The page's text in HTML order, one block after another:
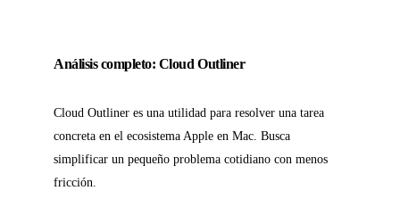
Análisis completo: Cloud Outliner
Cloud Outliner es una utilidad para resolver una tarea
concreta en el ecosistema Apple en Mac. Busca
simplificar un pequeño problema cotidiano con menos
fricción.